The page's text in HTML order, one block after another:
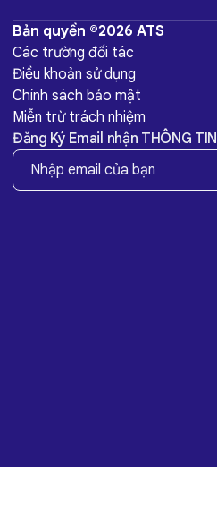
Bản quyền ©2026 ATS
Các trường đối tác
Điều khoản sử dụng
Chính sách bảo mật
Miễn trừ trách nhiệm
Đăng Ký Email nhận THÔNG TIN